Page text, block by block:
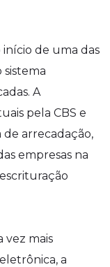
de uma das
A
pela CBS e
de arrecadação,
empresas na
vez mais
a